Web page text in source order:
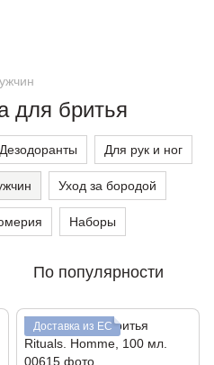
для бритья
Дезодоранты Для рук и ног
Уход за бородой
Наборы
По популярности
Доставка из ЕС